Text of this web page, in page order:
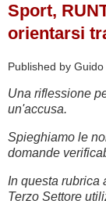
Sport,
orientarsi
Published by
Una riflessione
un'accusa.
Spieghiamo le
domande
In questa rubrica
Terzo Settore